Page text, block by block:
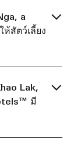
a
สัตว์เลี้ยง
Lak,
มี